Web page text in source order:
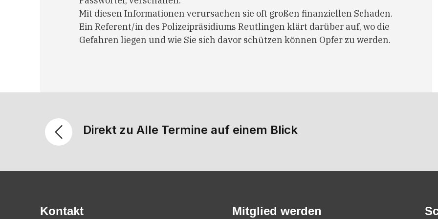
Mit diesen Informationen verursachen sie oft großen finanziellen Schaden.
Ein Referent/in des Polizeipräsidiums Reutlingen klärt darüber auf, wo die
Gefahren liegen und wie Sie sich davor schützen können Opfer zu werden.
Direkt zu Alle Termine auf einem Blick
Kontakt Mitglied werden